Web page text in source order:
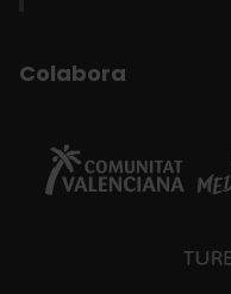
Colabora